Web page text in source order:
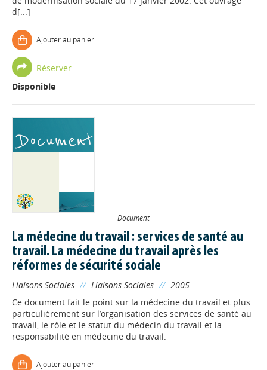
d[...]
Ajouter au panier
Réserver
Disponible
Document
La médecine du travail : services de santé au
travail. La médecine du travail après les
réformes de sécurité sociale
Liaisons Sociales // Liaisons Sociales // 2005
Ce document fait le point sur la médecine du travail et plus
particulièrement sur l’organisation des services de santé au
travail, le rôle et le statut du médecin du travail et la
responsabilité en médecine du travail.
Ajouter au panier